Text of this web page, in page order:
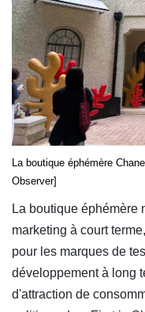
La boutique éphémère
Observer]
La boutique éphémère
marketing à court
pour les marques de
développement à long
d'attraction de